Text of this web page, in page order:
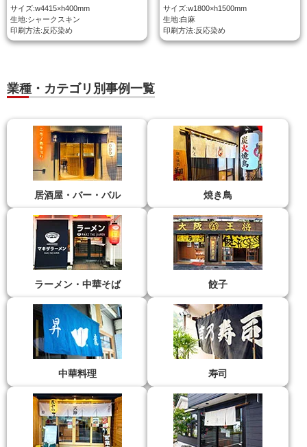
サイズ:w4415×h400mm
生地:シャークスキン
印刷方法:反応染め
サイズ:w1800×h1500mm
生地:白麻
印刷方法:反応染め
業種・カテゴリ別事例一覧
居酒屋・バー・バル 焼き鳥
ラーメン・中華そば 餃子
中華料理 寿司